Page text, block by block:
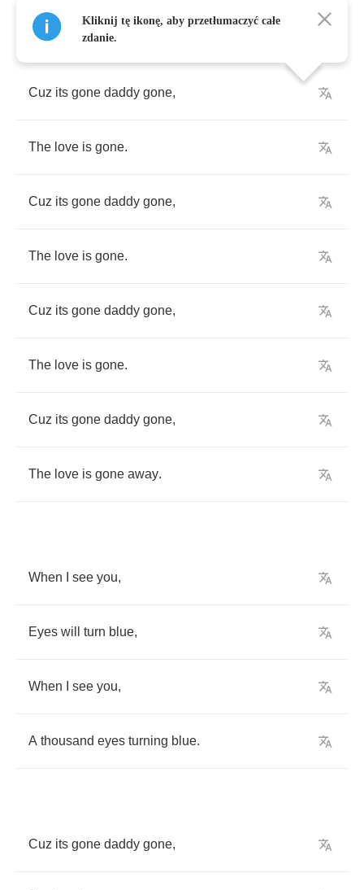
Cuz its gone daddy gone,
The love is gone.
Cuz its gone daddy gone,
The love is gone.
Cuz its gone daddy gone,
The love is gone.
Cuz its gone daddy gone,
The love is gone away.
When see you,
Eyes will turn blue,
When see you,
A thousand eyes turning blue.
Cuz its gone daddy gone,
Kliknij tę ikonę, aby przetłumaczyć całe
zdanie.